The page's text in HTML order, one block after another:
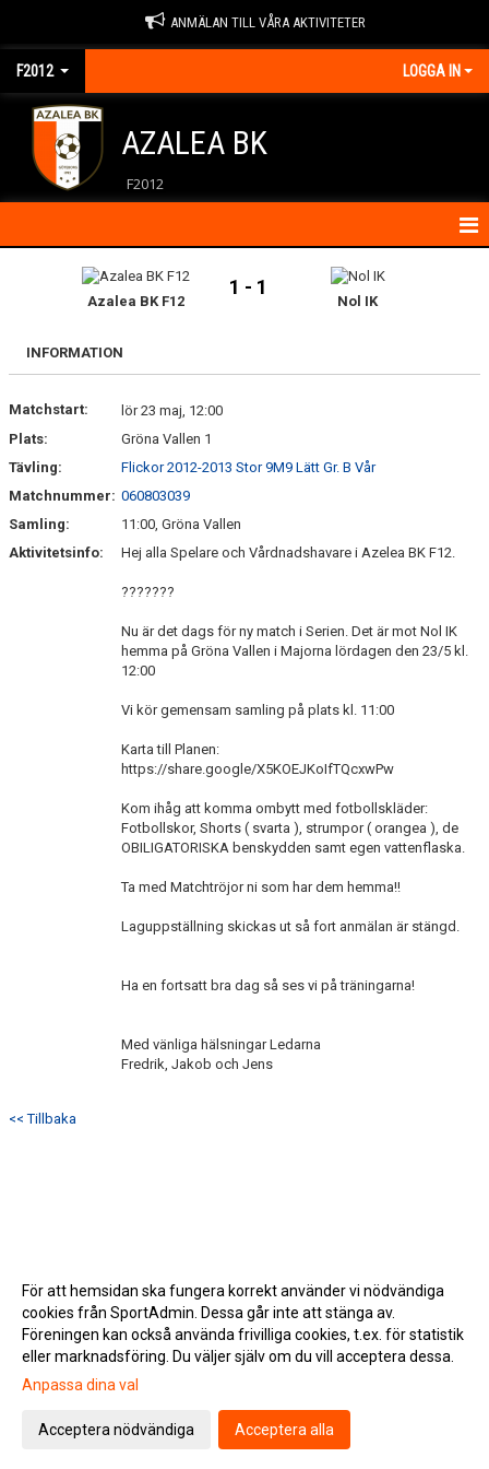
ANMÄLAN TILL VÅRA AKTIVITETER
F2012 LOGGA IN
AZALEA BK
F2012
KALENDER
MATCHER
Azalea BK F12
1 - 1
Nol IK
INFORMATION
Matchstart:
lör 23 maj, 12:00
Plats:
Gröna Vallen 1
Tävling:
Flickor 2012-2013 Stor 9M9 Lätt Gr. B Vår
Matchnummer: 060803039
Samling:
11:00, Gröna Vallen
Aktivitetsinfo:
Hej alla Spelare och Vårdnadshavare i Azelea BK F12.
???????
Nu är det dags för ny match i Serien. Det är mot Nol IK
hemma på Gröna Vallen i Majorna lördagen den 23/5 kl.
12:00
Vi kör gemensam samling på plats kl. 11:00
Karta till Planen:
https://share.google/X5KOEJKoIfTQcxwPw
Kom ihåg att komma ombytt med fotbollskläder:
Fotbollskor, Shorts ( svarta ), strumpor ( orangea ), de
OBILIGATORISKA benskydden samt egen vattenflaska.
Ta med Matchtröjor ni som har dem hemma!!
Laguppställning skickas ut så fort anmälan är stängd.
Ha en fortsatt bra dag så ses vi på träningarna!
Med vänliga hälsningar Ledarna
Fredrik, Jakob och Jens
<< Tillbaka
Gå till Webbversion
För att hemsidan ska fungera korrekt använder vi nödvändiga
cookies från SportAdmin. Dessa går inte att stänga av.
Föreningen kan också använda frivilliga cookies, t.ex. för statistik
eller marknadsföring. Du väljer själv om du vill acceptera dessa.
Anpassa dina val
Acceptera nödvändiga Acceptera alla